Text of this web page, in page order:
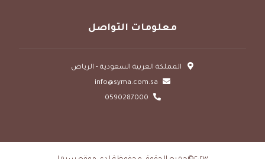
معلومات التواصل
المملكة العربية السعودية - الرياض
info@syma.com.sa
0590287000